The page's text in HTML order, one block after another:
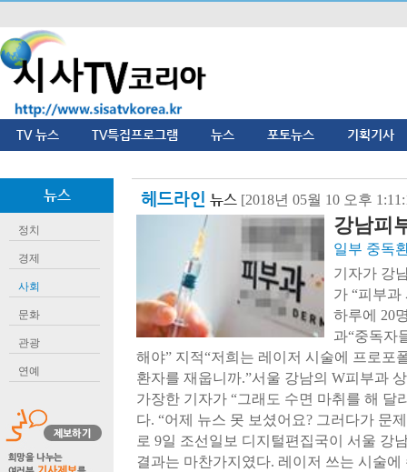
TV 뉴스 TV특집프로그램 뉴스 포토뉴스 기획기사
뉴스
정치
경제
사회
문화
관광
연예
헤드라인 뉴스 [2018년 05월 10 오후
강남피
일부 중독
기자가 강
가 “피부
하루에 20
과“중독자
해야” 지적“저희는 레이저 시술에 프로포
환자를 재웁니까.”서울 강남의 W피부과
가장한 기자가 “그래도 수면 마취를 해 달
다. “어제 뉴스 못 보셨어요? 그러다가 문
로 9일 조선일보 디지털편집국이 서울 강
결과는 마찬가지였다. 레이저 쓰는 시술